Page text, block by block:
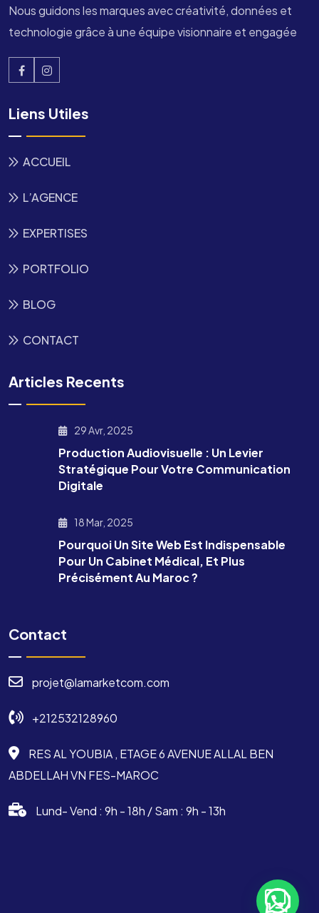
Nous guidons les marques avec créativité, données et
technologie grâce à une équipe visionnaire et engagée
Liens Utiles
ACCUEIL
L’AGENCE
EXPERTISES
PORTFOLIO
BLOG
CONTACT
Articles Recents
29 Avr, 2025
Production Audiovisuelle : Un Levier
Stratégique Pour Votre Communication
Digitale
18 Mar, 2025
Pourquoi Un Site Web Est Indispensable
Pour Un Cabinet Médical, Et Plus
Précisément Au Maroc ?
Contact
projet@lamarketcom.com
+212532128960
RES AL YOUBIA , ETAGE 6 AVENUE ALLAL BEN
ABDELLAH VN FES-MAROC
Lund- Vend : 9h - 18h / Sam : 9h - 13h